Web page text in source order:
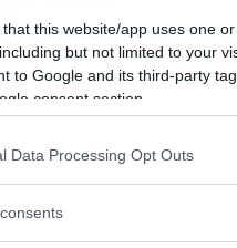
that this website/app uses one
but not limited to your
to Google and its third-party
consent section.
Data Processing Opt Outs
CLASSICO
(anche di Todi)